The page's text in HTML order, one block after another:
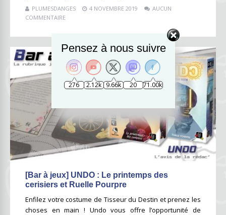
PLUMESDANGES 4 NOVEMBRE 2019
AUCUN
COMMENTAIRE
[Bar à jeux] UNDO : Le printemps des
cerisiers et Ruelle Pourpre
Enfilez votre costume de Tisseur du Destin et prenez les
choses en main ! Undo vous offre l’opportunité de
Pensez à nous suivre
276 2.12k 9.66k 20 71.00k